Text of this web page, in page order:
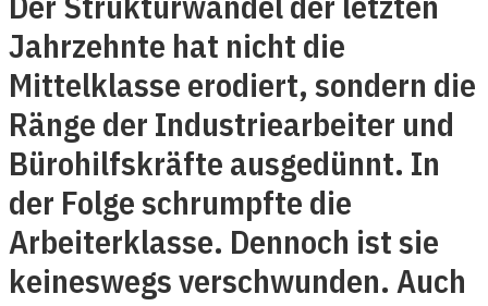
Jahrzehnte hat nicht die
Mittelklasse erodiert, sondern die
Ränge der Industriearbeiter und
Bürohilfskräfte ausgedünnt. In
der Folge schrumpfte die
Arbeiterklasse. Dennoch ist sie
keineswegs verschwunden. Auch